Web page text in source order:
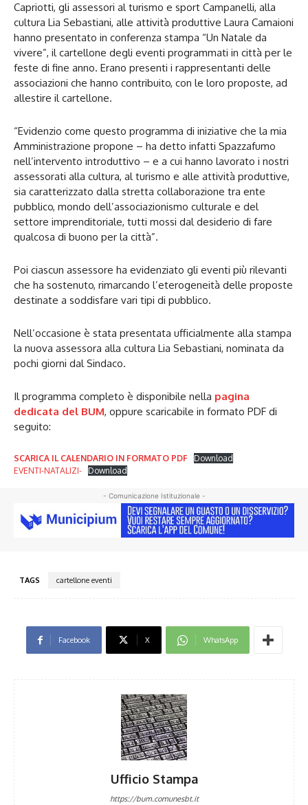
Capriotti, gli assessori al turismo e sport Campanelli, alla
cultura Lia Sebastiani, alle attività produttive Laura Camaioni
hanno presentato in conferenza stampa “Un Natale da
vivere”, il cartellone degli eventi programmati in città per le
feste di fine anno. Erano presenti i rappresentanti delle
associazioni che hanno contribuito, con le loro proposte, ad
allestire il cartellone.
“Evidenzio come questo programma di iniziative che la mia
Amministrazione propone – ha detto infatti Spazzafumo
nell’intervento introduttivo – e a cui hanno lavorato i nostri
assessorati alla cultura, al turismo e alle attività produttive,
sia caratterizzato dalla stretta collaborazione tra ente
pubblico, mondo dell’associazionismo culturale e del
settore imprenditoriale, tutti mossi dal desiderio di fare
qualcosa di buono per la città”.
Poi ciascun assessore ha evidenziato gli eventi più rilevanti
che ha sostenuto, rimarcando l’eterogeneità delle proposte
destinate a soddisfare vari tipi di pubblico.
Nell’occasione è stata presentata ufficialmente alla stampa
la nuova assessora alla cultura Lia Sebastiani, nominata da
pochi giorni dal Sindaco.
Il programma completo è disponibile nella pagina
dedicata del BUM, oppure scaricabile in formato PDF di
seguito:
SCARICA IL CALENDARIO IN FORMATO PDF
Download
EVENTI-NATALIZI-
Download
- Comunicazione Istituzionale -
TAGS cartellone eventi
Facebook X WhatsApp
Ufficio Stampa
https://bum.comunesbt.it